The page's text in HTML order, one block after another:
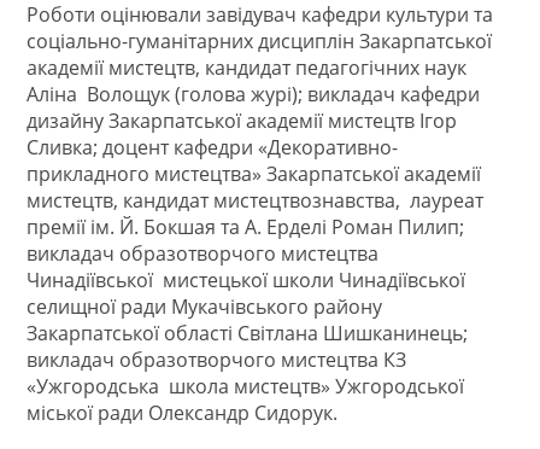
Роботи оцінювали завідувач кафедри культури та
соціально-гуманітарних дисциплін Закарпатської
академії мистецтв, кандидат педагогічних наук
Аліна Волощук (голова журі); викладач кафедри
дизайну Закарпатської академії мистецтв Ігор
Сливка; доцент кафедри «Декоративно-
прикладного мистецтва» Закарпатської академії
мистецтв, кандидат мистецтвознавства, лауреат
премії ім. Й. Бокшая та А. Ерделі Роман Пилип;
викладач образотворчого мистецтва
Чинадіївської мистецької школи Чинадіївської
селищної ради Мукачівського району
Закарпатської області Світлана Шишканинець;
викладач образотворчого мистецтва КЗ
«Ужгородська школа мистецтв» Ужгородської
міської ради Олександр Сидорук.